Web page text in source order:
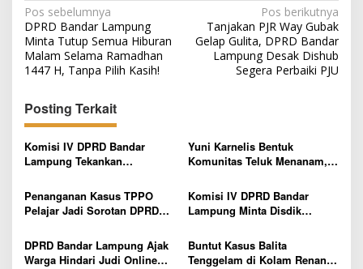
N
a
v
i
g
a
s
i
p
o
s
Pos sebelumnya
DPRD Bandar Lampung
Minta Tutup Semua Hiburan
Malam Selama Ramadhan
1447 H, Tanpa Pilih Kasih!
Pos berikutnya
Tanjakan PJR Way Gubak
Gelap Gulita, DPRD Bandar
Lampung Desak Dishub
Segera Perbaiki PJU
Posting Terkait
Komisi IV DPRD Bandar
Lampung Tekankan
Sekolah Dasar
Yuni Karnelis Bentuk
Komunitas Teluk Menanam,
Budaya Tanam
Penanganan Kasus TPPO
Pelajar Jadi Sorotan DPRD
Pelaku Tak Dihentikan di
Tersangka Awal
Komisi IV DPRD Bandar
Lampung Minta Disdik
dan Benahi SPMB
DPRD Bandar Lampung Ajak
Warga Hindari Judi Online
Buntut Kasus Balita
Tenggelam di Kolam Renang,